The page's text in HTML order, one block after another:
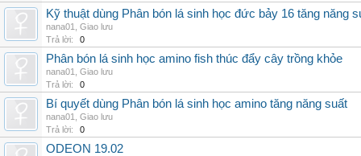
Kỹ thuật dùng Phân bón lá sinh học đức bảy 16 tăng năng
nana01
Giao lưu
Trả lời:
0
Phân bón lá sinh học amino fish thúc đẩy cây trồng khỏe
nana01
Giao lưu
Trả lời:
0
Bí quyết dùng Phân bón lá sinh học amino tăng năng suất
nana01
Giao lưu
Trả lời:
0
ODEON 19.02